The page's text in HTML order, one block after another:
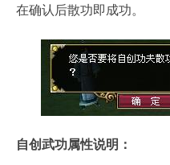
在确认后散功即成功。
自创武功属性说明：